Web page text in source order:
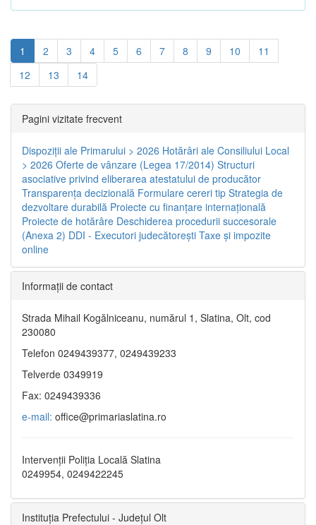
1 2 3 4 5 6 7 8 9 10
11
12
13 14
Pagini vizitate frecvent
Dispoziţii ale Primarului > 2026 Hotărâri ale Consiliului Local
> 2026 Oferte de vânzare (Legea 17/2014) Structuri
asociative privind eliberarea atestatului de producător
Transparenţa decizională Formulare cereri tip Strategia de
dezvoltare durabilă Proiecte cu finanţare internaţională
Proiecte de hotărâre Deschiderea procedurii succesorale
(Anexa 2) DDI - Executori judecătorești Taxe şi impozite
online
Informaţii de contact
Strada Mihail Kogălniceanu, numărul 1, Slatina, Olt, cod
230080
Telefon 0249439377, 0249439233
Telverde 0349919
Fax: 0249439336
e-mail: office@primariaslatina.ro
Intervenții Poliția Locală Slatina
0249954, 0249422245
Instituția Prefectului - Județul Olt